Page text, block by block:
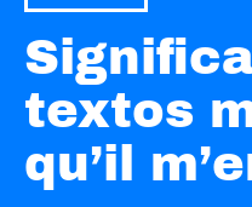
textos
qu’il